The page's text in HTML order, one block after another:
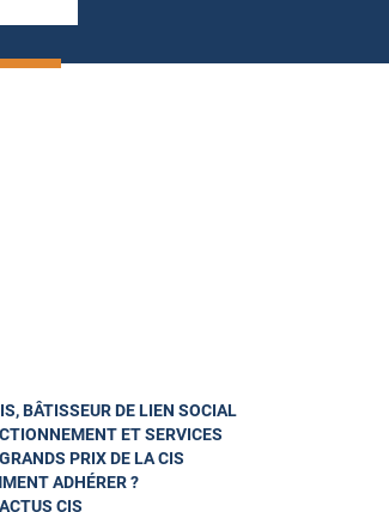
BÂTISSEUR DE LIEN SOCIAL
ET SERVICES
PRIX DE LA CIS
ADHÉRER ?
CIS